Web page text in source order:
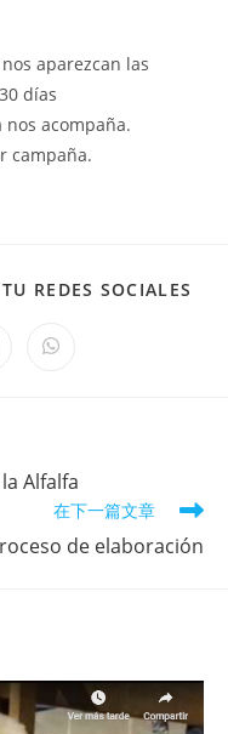
aparezcan las
días
acompaña.
campaña.
REDES SOCIALES
Opens
Alfalfa
在下一篇文章
de elaboración